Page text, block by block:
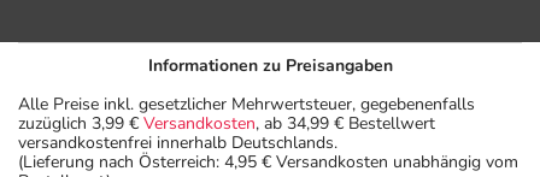
Informationen zu Preisangaben
Alle Preise inkl. gesetzlicher Mehrwertsteuer, gegebenenfalls
zuzüglich 3,99 € Versandkosten, ab 34,99 € Bestellwert
versandkostenfrei innerhalb Deutschlands.
(Lieferung nach Österreich: 4,95 € Versandkosten unabhängig vom